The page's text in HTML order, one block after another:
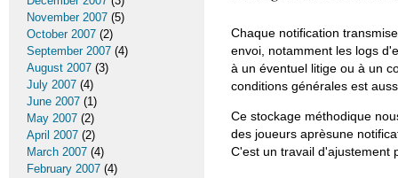
Chaque notification
envoi, notamment les logs
à un éventuel litige ou à un
conditions générales est
Ce stockage méthodique
des joueurs aprèsune
C'est un travail d'ajustement
November 2007 (5)
October 2007 (2)
September 2007 (4)
August 2007 (3)
July 2007 (4)
June 2007 (1)
May 2007 (2)
April 2007 (2)
March 2007 (4)
February 2007 (4)